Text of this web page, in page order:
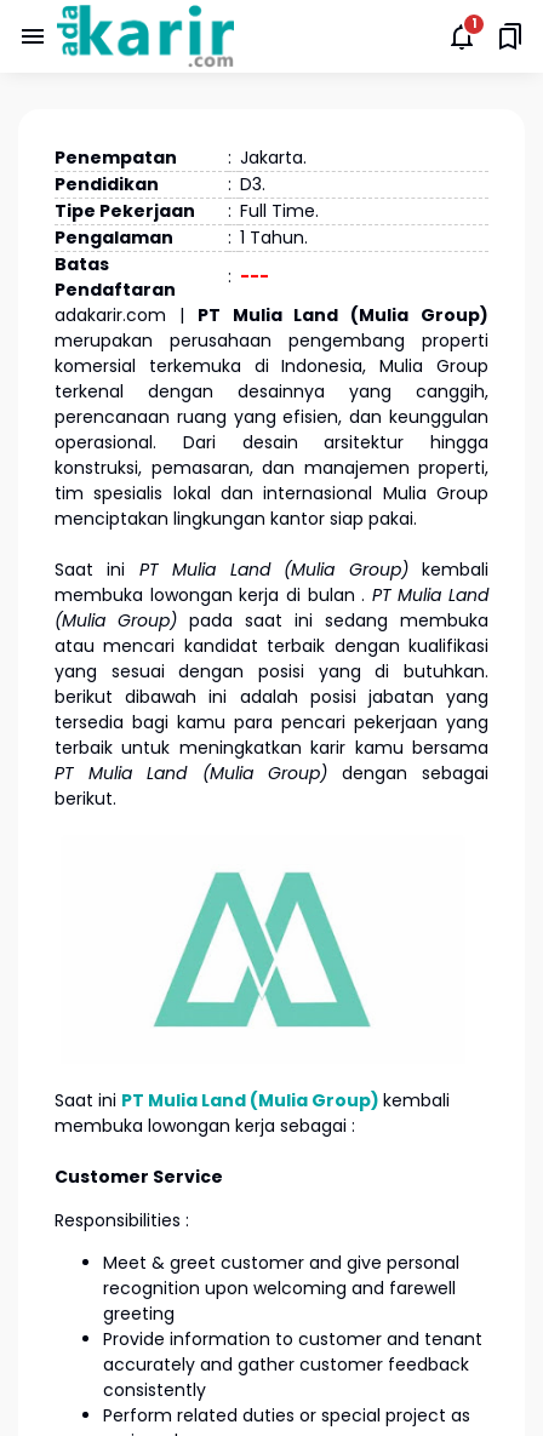
Penempatan : Jakarta.
Pendidikan
: D3.
Tipe Pekerjaan
: Full Time.
Pengalaman
: 1 Tahun.
Batas
Pendaftaran
: ---
adakarir.com | PT Mulia Land (Mulia Group)
merupakan perusahaan pengembang properti
komersial terkemuka di Indonesia, Mulia Group
terkenal dengan desainnya yang canggih,
perencanaan ruang yang efisien, dan keunggulan
operasional. Dari desain arsitektur hingga
konstruksi, pemasaran, dan manajemen properti,
tim spesialis lokal dan internasional Mulia Group
menciptakan lingkungan kantor siap pakai.
Saat ini PT Mulia Land (Mulia Group)kembali
membuka lowongan kerja di bulan. PT Mulia Land
(Mulia Group) pada saat ini sedang membuka
atau mencari kandidat terbaik dengan kualifikasi
yang sesuai dengan posisi yang di butuhkan.
berikut dibawah ini adalah posisi jabatan yang
tersedia bagi kamu para pencari pekerjaan yang
terbaik untuk meningkatkan karir kamu bersama
PT Mulia Land (Mulia Group) dengan sebagai
berikut.
Saat ini PT Mulia Land (Mulia Group) kembali
membuka lowongan kerja sebagai :
Customer Service
Responsibilities :
Meet & greet customer and give personal
recognition upon welcoming and farewell
greeting
Provide information to customer and tenant
accurately and gather customer feedback
consistently
Perform related duties or special project as